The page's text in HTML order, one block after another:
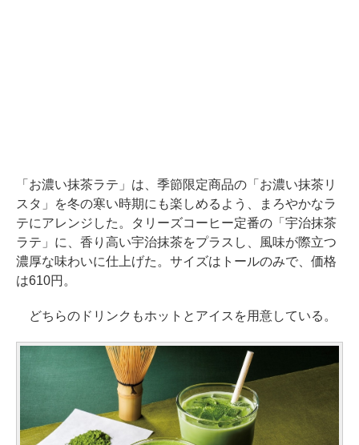
「お濃い抹茶ラテ」は、季節限定商品の「お濃い抹茶リ
スタ」を冬の寒い時期にも楽しめるよう、まろやかなラ
テにアレンジした。タリーズコーヒー定番の「宇治抹茶
ラテ」に、香り高い宇治抹茶をプラスし、風味が際立つ
濃厚な味わいに仕上げた。サイズはトールのみで、価格
は610円。
どちらのドリンクもホットとアイスを用意している。